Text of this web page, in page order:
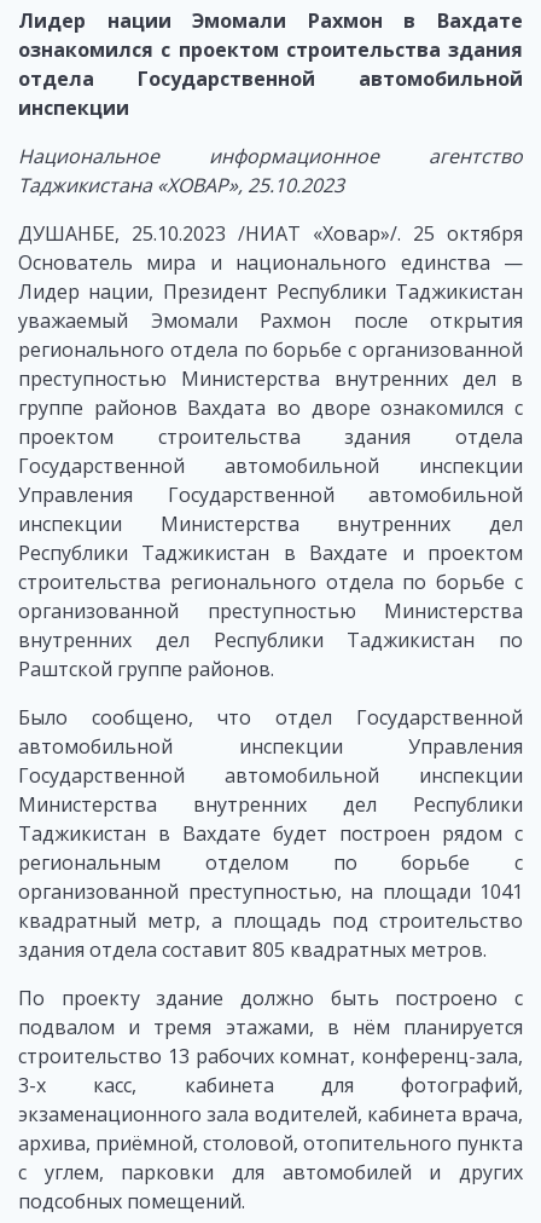
Лидер нации Эмомали Рахмон в Вахдате
ознакомился с проектом строительства здания
отдела Государственной автомобильной
инспекции
Национальное информационное агентство
Таджикистана «ХОВАР», 25.10.2023
ДУШАНБЕ, 25.10.2023 /НИАТ «Ховар»/. 25 октября
Основатель мира и национального единства —
Лидер нации, Президент Республики Таджикистан
уважаемый Эмомали Рахмон после открытия
регионального отдела по борьбе с организованной
преступностью Министерства внутренних дел в
группе районов Вахдата во дворе ознакомился с
проектом строительства здания отдела
Государственной автомобильной инспекции
Управления Государственной автомобильной
инспекции Министерства внутренних дел
Республики Таджикистан в Вахдате и проектом
строительства регионального отдела по борьбе с
организованной преступностью Министерства
внутренних дел Республики Таджикистан по
Раштской группе районов.
Было сообщено, что отдел Государственной
автомобильной инспекции Управления
Государственной автомобильной инспекции
Министерства внутренних дел Республики
Таджикистан в Вахдате будет построен рядом с
региональным отделом по борьбе с
организованной преступностью, на площади 1041
квадратный метр, а площадь под строительство
здания отдела составит 805 квадратных метров.
По проекту здание должно быть построено с
подвалом и тремя этажами, в нём планируется
строительство 13 рабочих комнат, конференц-зала,
3-х касс, кабинета для фотографий,
экзаменационного зала водителей, кабинета врача,
архива, приёмной, столовой, отопительного пункта
с углем, парковки для автомобилей и других
подсобных помещений.